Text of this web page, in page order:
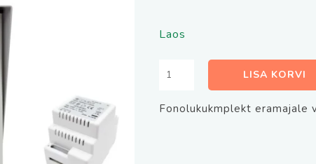
Laos
Fonolukukomplekt
R1
LISA KORVI
Fonolukukmplekt eramajale